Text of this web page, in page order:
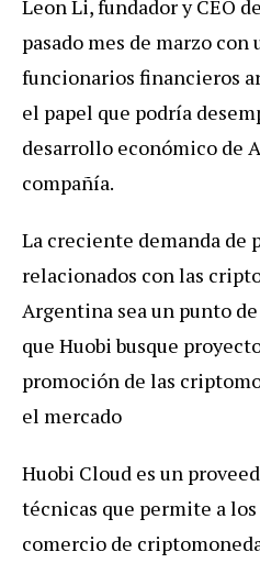
Leon Li, fundador y CEO
pasado mes de marzo
funcionarios financieros
el papel que podría
desarrollo económico de
compañía.
La creciente demanda de
relacionados con las
Argentina sea un punto
que Huobi busque
promoción de las
el mercado
Huobi Cloud es un
técnicas que permite a
comercio de